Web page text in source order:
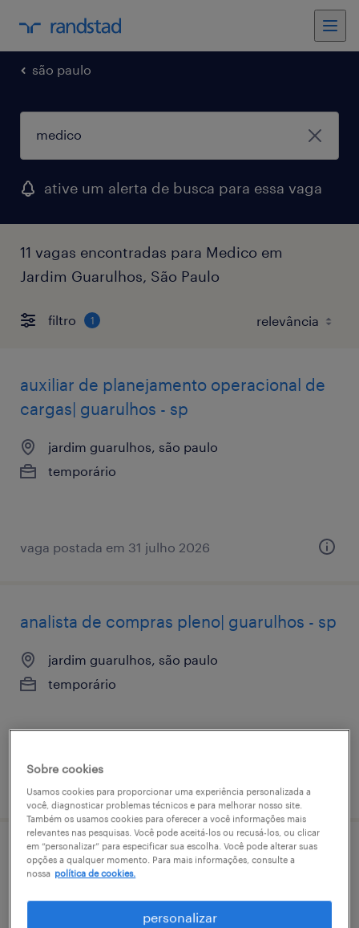
são paulo
ative um alerta de busca para essa vaga
11 vagas encontradas para Medico em
Jardim Guarulhos, São Paulo
filtro 1
auxiliar de planejamento operacional de
cargas| guarulhos - sp
jardim guarulhos, são paulo
temporário
vaga postada em 31 julho 2026
analista de compras pleno| guarulhos - sp
jardim guarulhos, são paulo
temporário
vaga postada em 5 agosto 2026
auxiliar de produção (ikc) - guarulhos - sp
Sobre cookies
Usamos cookies para proporcionar uma experiência personalizada a
você, diagnosticar problemas técnicos e para melhorar nosso site.
Também os usamos cookies para oferecer a você informações mais
relevantes nas pesquisas. Você pode aceitá-los ou recusá-los, ou clicar
em “personalizar” para especificar sua escolha. Você pode alterar suas
opções a qualquer momento. Para mais informações, consulte a
nossa política de cookies.
personalizar